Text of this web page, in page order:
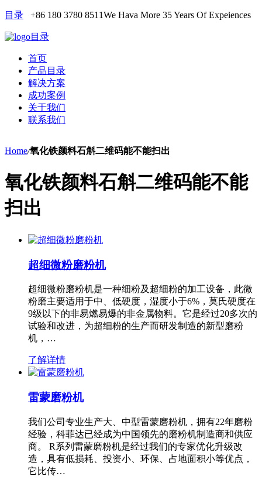
目录 +86 180 3780 8511We Hava More 35 Years Of Expeiences
目录
首页
产品目录
解决方案
成功案例
关于我们
联系我们
Home/氧化铁颜料石斛二维码能不能扫出
氧化铁颜料石斛二维码能不能
扫出
超细微粉磨粉机
超细微粉磨粉机是一种细粉及超细粉的加工设备，此微
粉磨主要适用于中、低硬度，湿度小于6%，莫氏硬度在
9级以下的非易燃易爆的非金属物料。它是经过20多次的
试验和改进，为超细粉的生产而研发制造的新型磨粉
机，…
了解详情
雷蒙磨粉机
我们公司专业生产大、中型雷蒙磨粉机，拥有22年磨粉
经验，科菲达已经成为中国领先的磨粉机制造商和供应
商。 R系列雷蒙磨粉机是经过我们的专家优化升级改
造，具有低损耗、投资小、环保、占地面积小等优点，
它比传…